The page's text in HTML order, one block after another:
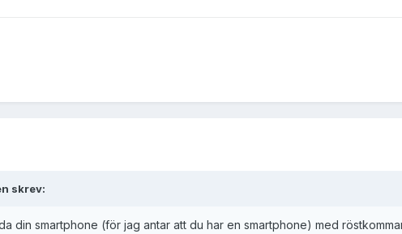
skrev:
din smartphone (för jag antar att du har en smartphone) med